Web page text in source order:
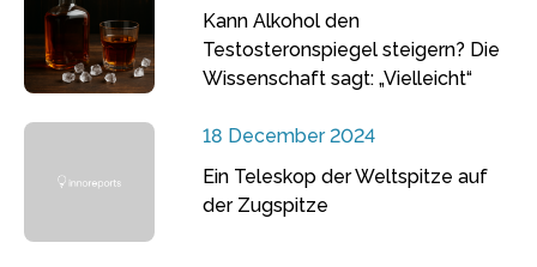
Kann Alkohol den
Testosteronspiegel steigern? Die
Wissenschaft sagt: „Vielleicht“
18 December 2024
Ein Teleskop der Weltspitze auf
der Zugspitze